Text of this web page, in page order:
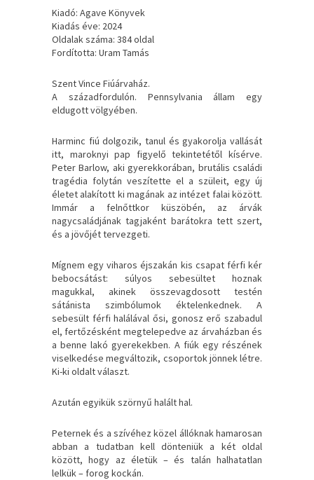
Kiadó: Agave Könyvek
Kiadás éve: 2024
Oldalak száma: 384 oldal
Fordította: Uram Tamás
Szent ​Vince Fiúárvaház.
A századfordulón. Pennsylvania állam egy
eldugott völgyében.
Harminc fiú dolgozik, tanul és gyakorolja vallását
itt, maroknyi pap figyelő tekintetétől kísérve.
Peter Barlow, aki gyerekkorában, brutális családi
tragédia folytán veszítette el a szüleit, egy új
életet alakított ki magának az intézet falai között.
Immár a felnőttkor küszöbén, az árvák
nagycsaládjának tagjaként barátokra tett szert,
és a jövőjét tervezgeti.
Mígnem egy viharos éjszakán kis csapat férfi kér
bebocsátást: súlyos sebesültet hoznak
magukkal, akinek összevagdosott testén
sátánista szimbólumok éktelenkednek. A
sebesült férfi halálával ősi, gonosz erő szabadul
el, fertőzésként megtelepedve az árvaházban és
a benne lakó gyerekekben. A fiúk egy részének
viselkedése megváltozik, csoportok jönnek létre.
Ki-ki oldalt választ.
Azután egyikük szörnyű halált hal.
Peternek és a szívéhez közel állóknak hamarosan
abban a tudatban kell dönteniük a két oldal
között, hogy az életük – és talán halhatatlan
lelkük – forog kockán.